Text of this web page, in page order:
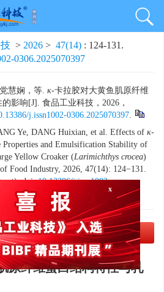
> 2026 > 47(14) : 124-131.
0306.2025070397
慧娴，等. κ-卡拉胶对大黄鱼肌原纤维
影响[J]. 食品工业科技，2026，
j.issn1002-0306.2025070397.
Ye, DANG Huixian, et al. Effects of κ-
Properties and Emulsification Stability of
Yellow Croaker (Larimichthys crocea)
Food Industry, 2026, 47(14): 124−131.
doi:10.13386/j.issn1002-
PDF下载(6787 KB)
原纤维蛋白结构特性与乳
x